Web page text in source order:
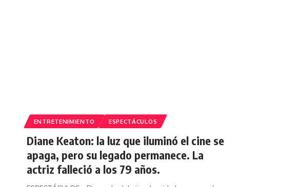
ENTRETENIMIENTO ESPECTÁCULOS
Diane Keaton: la luz que iluminó el cine se
apaga, pero su legado permanece. La
actriz falleció a los 79 años.